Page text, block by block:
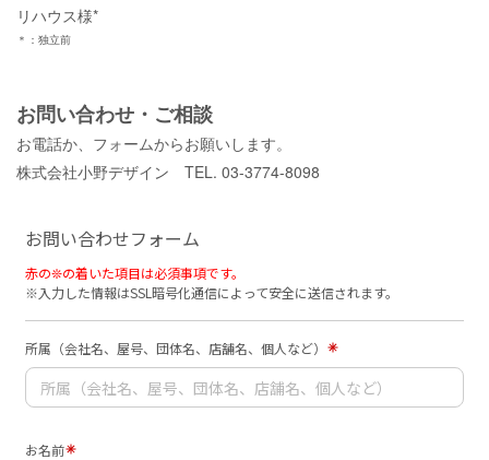
リハウス様*
＊：独立前
お問い合わせ・ご相談
お電話か、フォームからお願いします。
株式会社小野デザイン TEL. 03-3774-8098